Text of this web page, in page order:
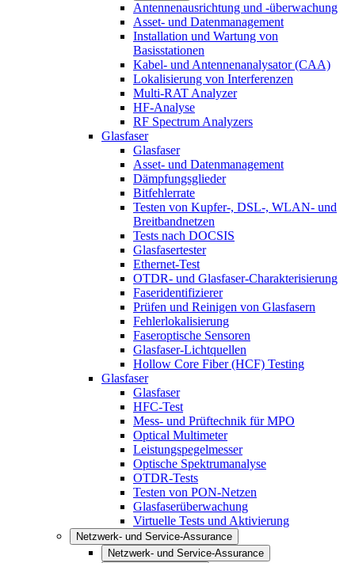
Antennenausrichtung und -überwachung
Asset- und Datenmanagement
Installation und Wartung von
Basisstationen
Kabel- und Antennenanalysator (CAA)
Lokalisierung von Interferenzen
Multi-RAT Analyzer
HF-Analyse
RF Spectrum Analyzers
Glasfaser
Glasfaser
Asset- und Datenmanagement
Dämpfungsglieder
Bitfehlerrate
Testen von Kupfer-, DSL-, WLAN- und
Breitbandnetzen
Tests nach DOCSIS
Glasfasertester
Ethernet-Test
OTDR- und Glasfaser-Charakterisierung
Faseridentifizierer
Prüfen und Reinigen von Glasfasern
Fehlerlokalisierung
Faseroptische Sensoren
Glasfaser-Lichtquellen
Hollow Core Fiber (HCF) Testing
Glasfaser
Glasfaser
HFC-Test
Mess- und Prüftechnik für MPO
Optical Multimeter
Leistungspegelmesser
Optische Spektrumanalyse
OTDR-Tests
Testen von PON-Netzen
Glasfaserüberwachung
Virtuelle Tests und Aktivierung
Netzwerk- und Service-Assurance
Netzwerk- und Service-Assurance